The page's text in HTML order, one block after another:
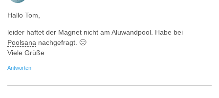
Hallo Tom,
leider haftet der Magnet nicht am Aluwandpool. Habe bei
Poolsana nachgefragt. 🙂
Viele Grüße
Antworten